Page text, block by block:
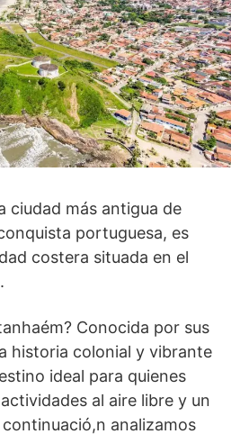
ciudad más antigua de
portuguesa, es
costera situada en el
.
Conocida por sus
historia colonial y vibrante
ideal para quienes
al aire libre y un
analizamos